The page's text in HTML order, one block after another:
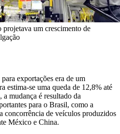
projetava um crescimento de
exportações era de um
estima-se uma queda de 12,8% até
mudança é resultado da
para o Brasil, como a
concorrência de veículos produzidos
México e China.